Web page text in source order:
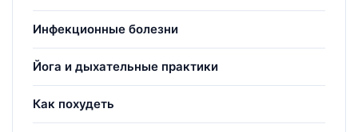
Инфекционные болезни
Йога и дыхательные практики
Как похудеть